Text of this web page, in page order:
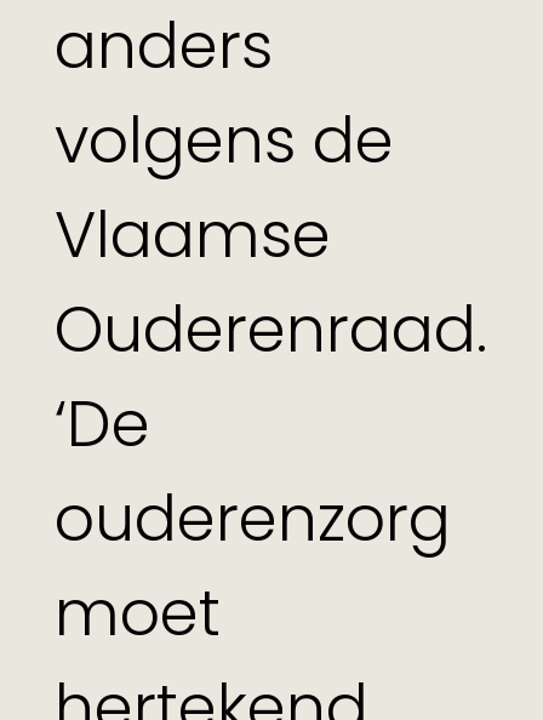
anders
volgens de
Vlaamse
Ouderenraad.
‘De
ouderenzorg
moet